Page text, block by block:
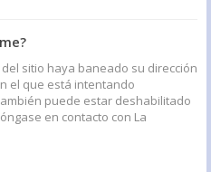
sitio haya baneado su dirección
el que está intentando
puede estar deshabilitado
en contacto con La